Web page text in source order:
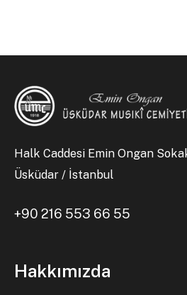
Halk Caddesi Emin Ongan
Üsküdar / İstanbul
+90 216 553 66 55
Hakkımızda